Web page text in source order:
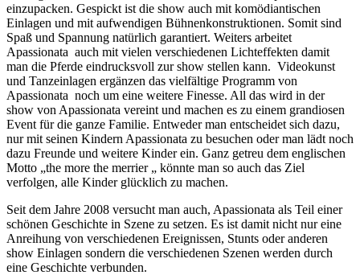
einzupacken. Gespickt ist die show auch mit komödiantischen
Einlagen und mit aufwendigen Bühnenkonstruktionen. Somit sind
Spaß und Spannung natürlich garantiert. Weiters arbeitet
Apassionata auch mit vielen verschiedenen Lichteffekten damit
man die Pferde eindrucksvoll zur show stellen kann. Videokunst
und Tanzeinlagen ergänzen das vielfältige Programm von
Apassionata noch um eine weitere Finesse. All das wird in der
show von Apassionata vereint und machen es zu einem grandiosen
Event für die ganze Familie. Entweder man entscheidet sich dazu,
nur mit seinen Kindern Apassionata zu besuchen oder man lädt noch
dazu Freunde und weitere Kinder ein. Ganz getreu dem englischen
Motto „the more the merrier „ könnte man so auch das Ziel
verfolgen, alle Kinder glücklich zu machen.
Seit dem Jahre 2008 versucht man auch, Apassionata als Teil einer
schönen Geschichte in Szene zu setzen. Es ist damit nicht nur eine
Anreihung von verschiedenen Ereignissen, Stunts oder anderen
show Einlagen sondern die verschiedenen Szenen werden durch
eine Geschichte verbunden.